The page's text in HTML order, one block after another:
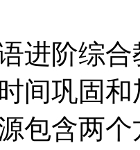
进阶综
间巩固
包含两